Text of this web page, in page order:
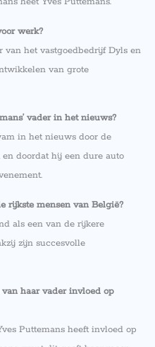
werk?
van het vastgoedbedrijf Dyls en
van grote
vader in het nieuws?
in het nieuws door de
doordat hij een dure auto
rijkste mensen van België?
als een van de rijkere
zijn succesvolle
haar vader invloed op
Puttemans heeft invloed op